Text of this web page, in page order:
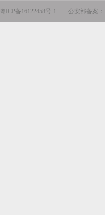
粤ICP备16122458号-1 公安部备案：